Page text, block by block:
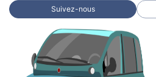
Suivez-nous